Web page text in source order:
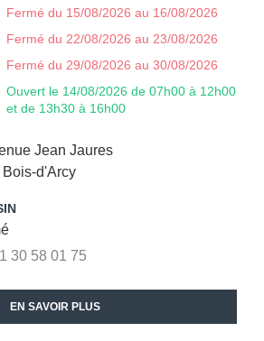
Jean Jaures
Bois-d'Arcy
30 58 01 75
Fermé du 15/08/2026 au 16/08/2026
Fermé du 22/08/2026 au 23/08/2026
Fermé du 29/08/2026 au 30/08/2026
Ouvert le 14/08/2026 de 07h00 à 12h00
et de 13h30 à 16h00
EN SAVOIR PLUS